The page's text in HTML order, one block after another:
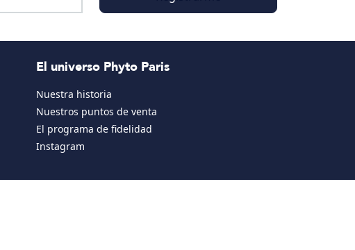
El universo Phyto Paris
Nuestra historia
Nuestros puntos de venta
El programa de fidelidad
Instagram